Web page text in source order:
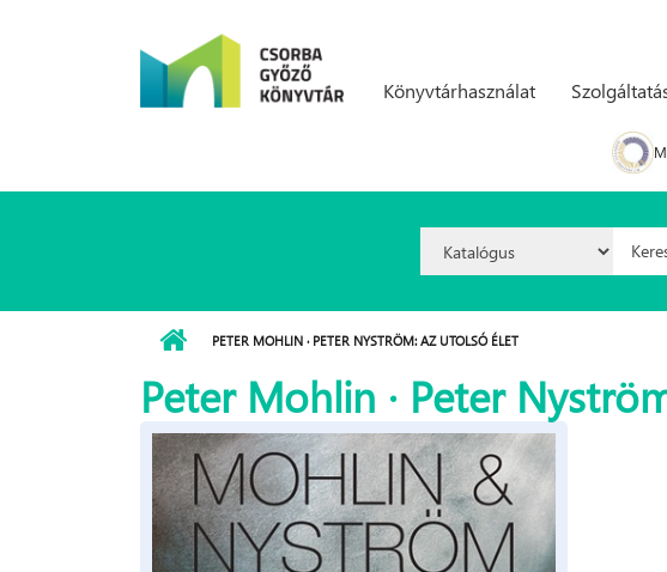
Könyvtárhasználat
Option:
PETER MOHLIN · PETER NYSTRÖM: AZ ​UTOLSÓ ÉLET
Peter Mohlin · Peter